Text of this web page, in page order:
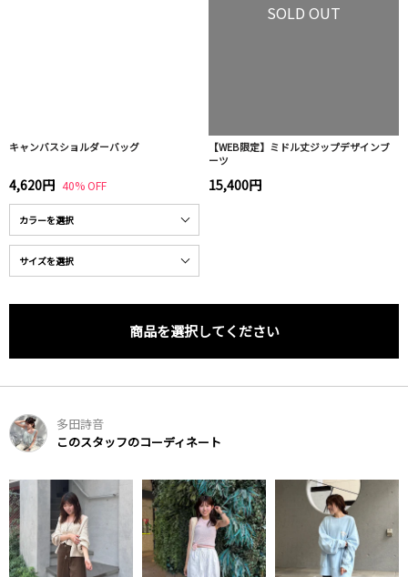
キャンバスショルダーバッグ
4,620円 40% OFF
SOLD OUT
【WEB限定】ミドル丈ジップデザインブ
ーツ
15,400円
商品を選択してください
多田詩音
このスタッフのコーディネート